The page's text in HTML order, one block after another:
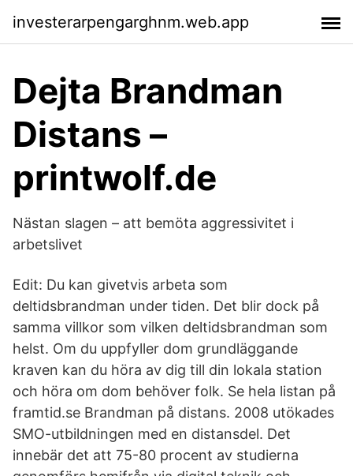
investerarpengarghnm.web.app
Dejta Brandman
Distans –
printwolf.de
Nästan slagen – att bemöta aggressivitet i
arbetslivet
Edit: Du kan givetvis arbeta som
deltidsbrandman under tiden. Det blir dock på
samma villkor som vilken deltidsbrandman som
helst. Om du uppfyller dom grundläggande
kraven kan du höra av dig till din lokala station
och höra om dom behöver folk. Se hela listan på
framtid.se Brandman på distans. 2008 utökades
SMO-utbildningen med en distansdel. Det
innebär det att 75-80 procent av studierna